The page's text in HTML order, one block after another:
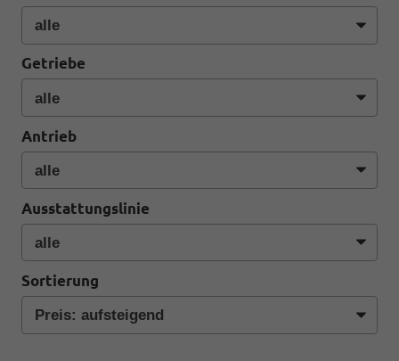
Getriebe
Antrieb
Ausstattungslinie
Sortierung